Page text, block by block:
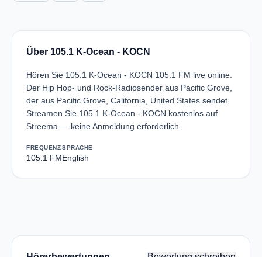
Über 105.1 K-Ocean - KOCN
Hören Sie 105.1 K-Ocean - KOCN 105.1 FM live online.
Der Hip Hop- und Rock-Radiosender aus Pacific Grove,
der aus Pacific Grove, California, United States sendet.
Streamen Sie 105.1 K-Ocean - KOCN kostenlos auf
Streema — keine Anmeldung erforderlich.
FREQUENZ
105.1 FM
SPRACHE
English